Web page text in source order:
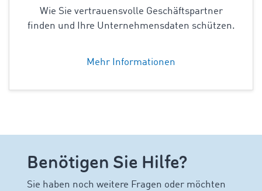
Wie Sie vertrauensvolle Geschäftspartner
finden und Ihre Unternehmensdaten schützen.
Mehr Informationen
Benötigen Sie Hilfe?
Sie haben noch weitere Fragen oder möchten